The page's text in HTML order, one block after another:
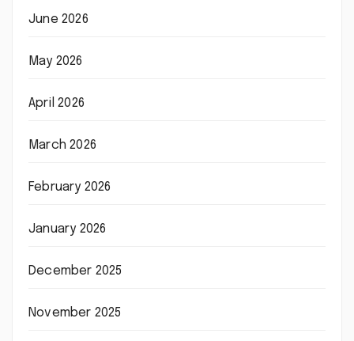
June 2026
May 2026
April 2026
March 2026
February 2026
January 2026
December 2025
November 2025